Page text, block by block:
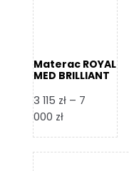
Materac ROYAL
MED BRILLIANT
3 115 zł – 7
000 złZakres
od